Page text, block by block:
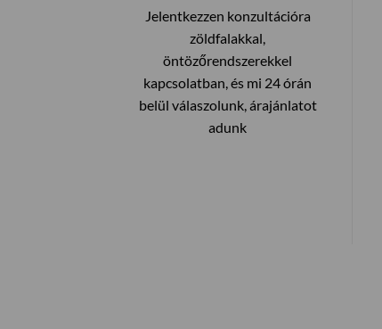
Jelentkezzen konzultációra
zöldfalakkal,
öntözőrendszerekkel
kapcsolatban, és mi 24 órán
belül válaszolunk, árajánlatot
adunk